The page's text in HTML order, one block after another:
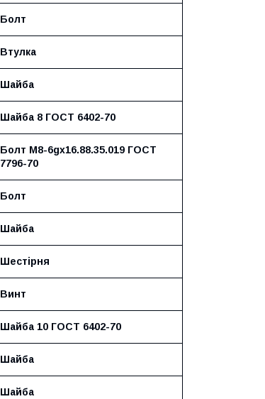
Болт
Втулка
Шайба
Шайба 8 ГОСТ 6402-70
Болт М8-6gх16.88.35.019 ГОСТ
7796-70
Болт
Шайба
Шестірня
Винт
Шайба 10 ГОСТ 6402-70
Шайба
Шайба